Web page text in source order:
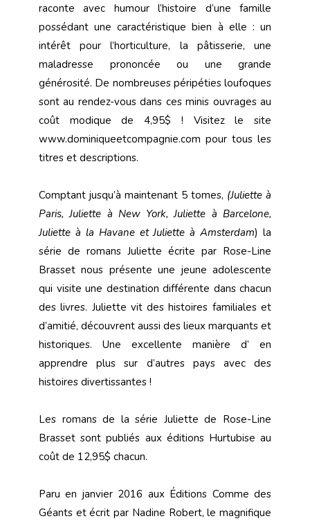
raconte avec humour l’histoire d’une famille
possédant une caractéristique bien à elle : un
intérêt pour l’horticulture, la pâtisserie, une
maladresse prononcée ou une grande
générosité. De nombreuses péripéties loufoques
sont au rendez-vous dans ces minis ouvrages au
coût modique de 4,95$ ! Visitez le site
www.dominiqueetcompagnie.com pour tous les
titres et descriptions.
Comptant jusqu’à maintenant 5 tomes, (Juliette à
Paris, Juliette à New York, Juliette à Barcelone,
Juliette à la Havane et Juliette à Amsterdam) la
série de romans Juliette écrite par Rose-Line
Brasset nous présente une jeune adolescente
qui visite une destination différente dans chacun
des livres. Juliette vit des histoires familiales et
d’amitié, découvrent aussi des lieux marquants et
historiques. Une excellente manière d’ en
apprendre plus sur d’autres pays avec des
histoires divertissantes !
Les romans de la série Juliette de Rose-Line
Brasset sont publiés aux éditions Hurtubise au
coût de 12,95$ chacun.
Paru en janvier 2016 aux Éditions Comme des
Géants et écrit par Nadine Robert, le magnifique